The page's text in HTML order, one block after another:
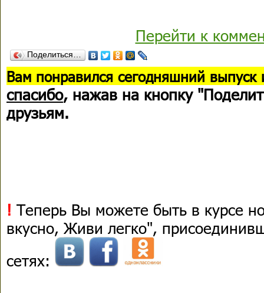
Перейти к
Поделиться…
Вам понравился сегодняшний выпуск
спасибо, нажав на кнопку
друзьям.
! Теперь Вы можете быть в курсе
вкусно, Живи легко",
сетях: